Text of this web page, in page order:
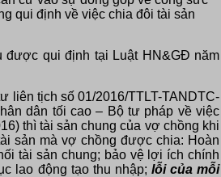
qui định về việc chia đôi tài sản
được qui định tại Luật HN&GĐ năm
liên tịch số 01/2016/TTLT-TANDTC-
dân tối cao – Bộ tư pháp về việc
thì tài sản chung của vợ chồng khi
sản mà vợ chồng được chia: Hoàn
tài sản chung; bảo vệ lợi ích chính
lao động tạo thu nhập; lỗi của mỗi